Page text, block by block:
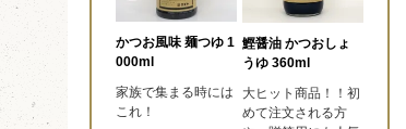
かつお風味 麺つゆ 1
000ml
家族で集まる時には
これ！
鰹醤油 かつおしょ
うゆ 360ml
大ヒット商品！！初
めて注文される方